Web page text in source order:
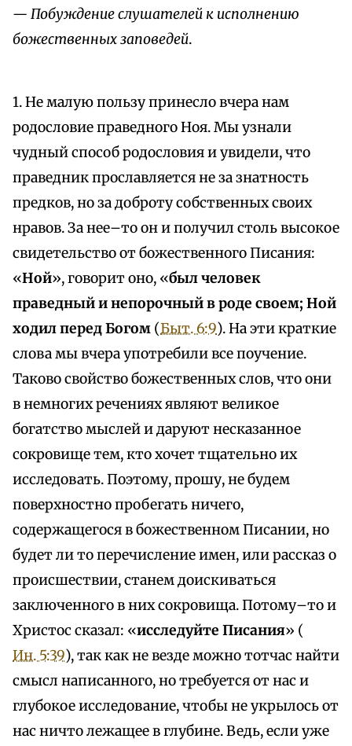
— Побуждение слушателей к исполнению
божественных заповедей.
1. Не малую пользу принесло вчера нам
родословие праведного Ноя. Мы узнали
чудный способ родословия и увидели, что
праведник прославляется не за знатность
предков, но за доброту собственных своих
нравов. За нее–то он и получил столь высокое
свидетельство от божественного Писания:
«Ной», говорит оно, «был человек
праведный и непорочный в роде своем; Ной
ходил перед Богом (Быт. 6:9). На эти краткие
слова мы вчера употребили все поучение.
Таково свойство божественных слов, что они
в немногих речениях являют великое
богатство мыслей и даруют несказанное
сокровище тем, кто хочет тщательно их
исследовать. Поэтому, прошу, не будем
поверхностно пробегать ничего,
содержащегося в божественном Писании, но
будет ли то перечисление имен, или рассказ о
происшествии, станем доискиваться
заключенного в них сокровища. Потому–то и
Христос сказал: «исследуйте Писания» (
Ин. 5:39), так как не везде можно тотчас найти
смысл написанного, но требуется от нас и
глубокое исследование, чтобы не укрылось от
нас ничто лежащее в глубине. Ведь, если уже